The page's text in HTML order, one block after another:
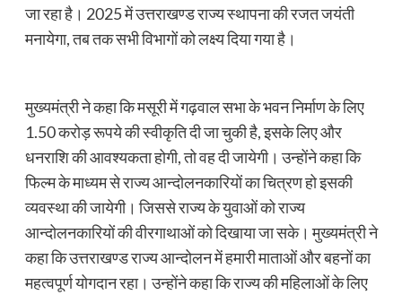
जा रहा है। 2025 में उत्तराखण्ड राज्य स्थापना की रजत जयंती
मनायेगा, तब तक सभी विभागों को लक्ष्य दिया गया है।
मुख्यमंत्री ने कहा कि मसूरी में गढ़वाल सभा के भवन निर्माण के लिए
1.50 करोड़ रूपये की स्वीकृति दी जा चुकी है, इसके लिए और
धनराशि की आवश्यकता होगी, तो वह दी जायेगी। उन्होंने कहा कि
फिल्म के माध्यम से राज्य आन्दोलनकारियों का चित्रण हो इसकी
व्यवस्था की जायेगी। जिससे राज्य के युवाओं को राज्य
आन्दोलनकारियों की वीरगाथाओं को दिखाया जा सके। मुख्यमंत्री ने
कहा कि उत्तराखण्ड राज्य आन्दोलन में हमारी माताओं और बहनों का
महत्वपूर्ण योगदान रहा। उन्होंने कहा कि राज्य की महिलाओं के लिए